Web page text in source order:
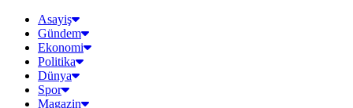
Asayiş
Gündem
Ekonomi
Politika
Dünya
Spor
Magazin